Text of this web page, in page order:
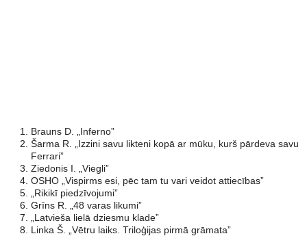
Brauns D. „Inferno”
Šarma R. „Izzini savu likteni kopā ar mūku, kurš pārdeva savu
Ferrari”
Ziedonis I. „Viegli”
OSHO „Vispirms esi, pēc tam tu vari veidot attiecības”
„Rikikī piedzīvojumi”
Grīns R. „48 varas likumi”
„Latvieša lielā dziesmu klade”
Linka Š. „Vētru laiks. Triloģijas pirmā grāmata”